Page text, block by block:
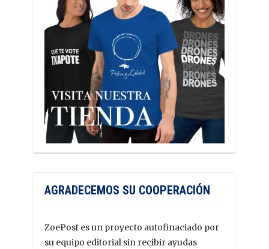
AGRADECEMOS SU COOPERACIÓN
ZoePost es un proyecto autofinaciado por
su equipo editorial sin recibir ayudas